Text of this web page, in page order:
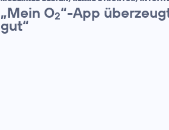
„Mein O2“-App
gut“